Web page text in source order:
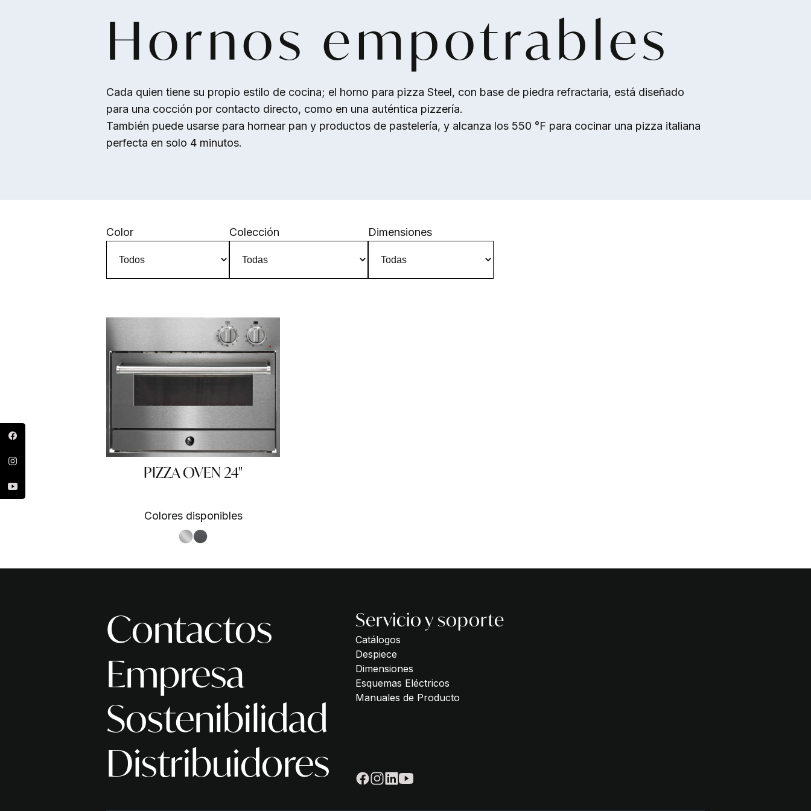
Hornos empotrables
Cada quien tiene su propio estilo de cocina; el horno para pizza Steel, con base de piedra refractaria, está diseñado
para una cocción por contacto directo, como en una auténtica pizzería.
También puede usarse para hornear pan y productos de pastelería, y alcanza los 550 °F para cocinar una pizza italiana
perfecta en solo 4 minutos.
Color Colección Dimensiones
PIZZA OVEN 24"
Colores disponibles
S.Steel SS
Antracite AN
Contactos
Empresa
Sostenibilidad
Distribuidores
Servicio y soporte
Catálogos
Despiece
Dimensiones
Esquemas Eléctricos
Manuales de Producto